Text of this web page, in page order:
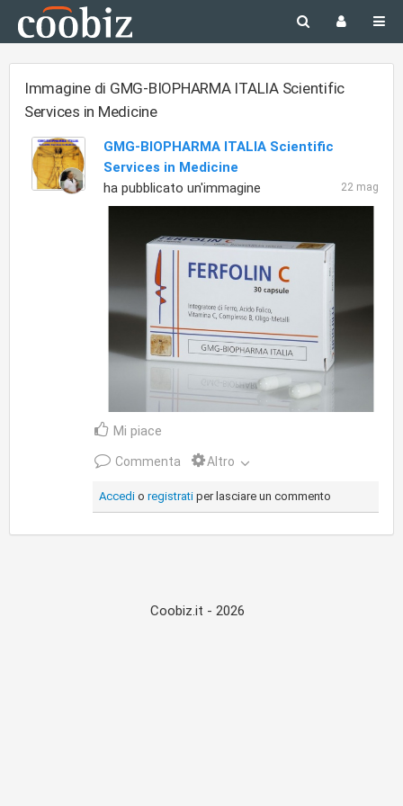
Immagine di GMG-BIOPHARMA ITALIA Scientific
Services in Medicine
GMG-BIOPHARMA ITALIA Scientific
Services in Medicine
ha pubblicato un'immagine
22 mag
Mi piace
Commenta Altro
Accedi o registrati per lasciare un commento
Coobiz.it - 2026